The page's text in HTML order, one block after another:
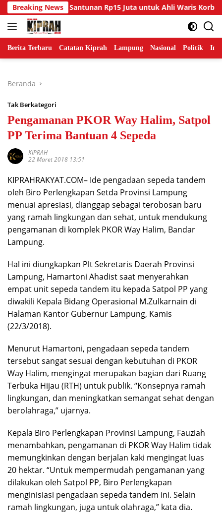
Langsung
ke
konten
Breaking News
Salurkan Santunan Rp15 Juta untuk Ahli Waris Korban
Berita Terbaru Catatan Kiprah Lampung Nasional Politik
Beranda
Tak Berkategori
Pengamanan PKOR Way Halim, Satpol
PP Terima Bantuan 4 Sepeda
KIPRAH
22 Maret 2018 13:51
KIPRAHRAKYAT.COM– Ide pengadaan sepeda tandem
oleh Biro Perlengkapan Setda Provinsi Lampung
menuai apresiasi, dianggap sebagai terobosan baru
yang ramah lingkungan dan sehat, untuk mendukung
pengamanan di komplek PKOR Way Halim, Bandar
Lampung.
Hal ini diungkapkan Plt Sekretaris Daerah Provinsi
Lampung, Hamartoni Ahadist saat menyerahkan
empat unit sepeda tandem itu kepada Satpol PP yang
diwakili Kepala Bidang Operasional M.Zulkarnain di
Halaman Kantor Gubernur Lampung, Kamis
(22/3/2018).
Menurut Hamartoni, pengadaan sepeda tandem
tersebut sangat sesuai dengan kebutuhan di PKOR
Way Halim, mengingat merupakan bagian dari Ruang
Terbuka Hijau (RTH) untuk publik. “Konsepnya ramah
lingkungan, dan meningkatkan semangat sehat dengan
berolahraga,” ujarnya.
Kepala Biro Perlengkapan Provinsi Lampung, Fauziah
menambahkan, pengamanan di PKOR Way Halim tidak
memungkinkan dengan berjalan kaki mengingat luas
20 hektar. “Untuk mempermudah pengamanan yang
dilakukan oleh Satpol PP, Biro Perlengkapan
menginisiasi pengadaan sepeda tandem ini. Selain
ramah lingkungan, juga untuk olahraga,” kata dia.